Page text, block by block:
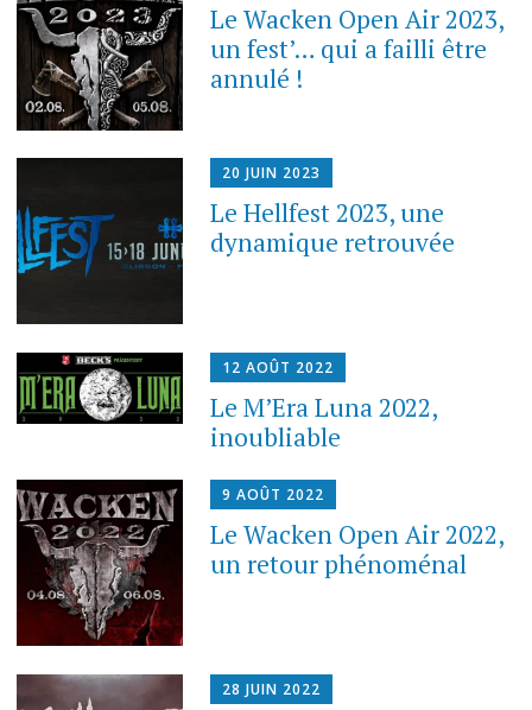
Le Wacken Open Air 2023,
un fest’… qui a failli être
annulé !
20 JUIN 2023
Le Hellfest 2023, une
dynamique retrouvée
12 AOÛT 2022
Le M’Era Luna 2022,
inoubliable
9 AOÛT 2022
Le Wacken Open Air 2022,
un retour phénoménal
28 JUIN 2022